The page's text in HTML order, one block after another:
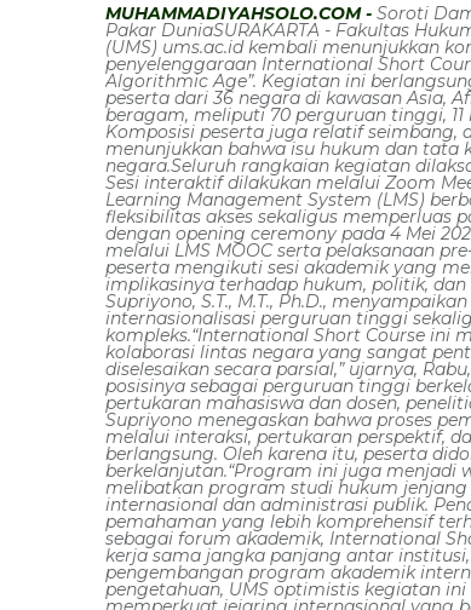
MUHAMMADIYAHSOLO.COM - Soroti
Pakar DuniaSURAKARTA - Fakultas
(UMS) ums.ac.id kembali menunjukkan
penyelenggaraan International Short
Algorithmic Age”. Kegiatan ini
peserta dari 36 negara di kawasan Asia,
beragam, meliputi 70 perguruan tinggi,
Komposisi peserta juga relatif seimbang,
menunjukkan bahwa isu hukum dan
negara.Seluruh rangkaian kegiatan
Sesi interaktif dilakukan melalui Zoom
Learning Management System (LMS)
fleksibilitas akses sekaligus memperluas
dengan opening ceremony pada 4 Mei
melalui LMS MOOC serta pelaksanaan
peserta mengikuti sesi akademik yang
implikasinya terhadap hukum, politik,
Supriyono, S.T., M.T., Ph.D.,
internasionalisasi perguruan tinggi
kompleks.“International Short Course ini
kolaborasi lintas negara yang sangat
diselesaikan secara parsial,” ujarnya,
posisinya sebagai perguruan tinggi
pertukaran mahasiswa dan dosen,
Supriyono menegaskan bahwa proses
melalui interaksi, pertukaran perspektif,
berlangsung. Oleh karena itu, peserta
berkelanjutan.“Program ini juga menjadi
melibatkan program studi hukum
internasional dan administrasi publik.
pemahaman yang lebih komprehensif
sebagai forum akademik, International
kerja sama jangka panjang antar
pengembangan program akademik
pengetahuan, UMS optimistis kegiatan